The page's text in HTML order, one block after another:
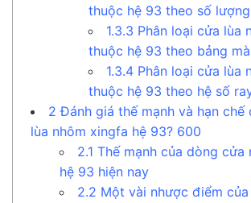
thuộc hệ 93 theo số
1.3.3 Phân loại cửa lùa
thuộc hệ 93 theo bảng
1.3.4 Phân loại cửa lùa
thuộc hệ 93 theo hệ số
2 Đánh giá thế mạnh và hạn chế
lùa nhôm xingfa hệ 93? 600
2.1 Thế mạnh của dòng cửa
hệ 93 hiện nay
2.2 Một vài nhược điểm